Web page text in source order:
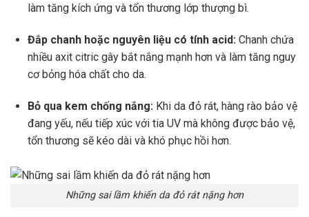
làm tăng kích ứng và tổn thương lớp thượng bì.
Đắp chanh hoặc nguyên liệu có tính acid: Chanh chứa
nhiều axit citric gây bắt nắng mạnh hơn và làm tăng nguy
cơ bỏng hóa chất cho da.
Bỏ qua kem chống nắng: Khi da đỏ rát, hàng rào bảo vệ
đang yếu, nếu tiếp xúc với tia UV mà không được bảo vệ,
tổn thương sẽ kéo dài và khó phục hồi hơn.
Những sai lầm khiến da đỏ rát nặng hơn